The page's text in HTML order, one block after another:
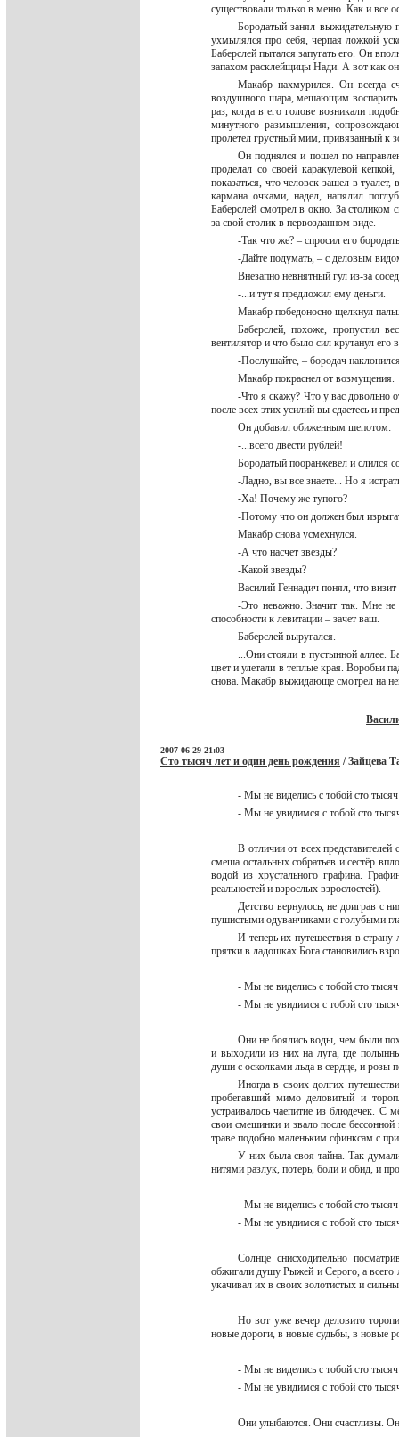
существовали только в меню. Как и все
Бородатый занял выжидательную
ухмылялся про себя, черпая ложкой
Баберслей пытался запугать его. Он
запахом расклейщицы Нади. А вот как
Макабр нахмурился. Он всегда
воздушного шара, мешающим воспарить
раз, когда в его голове возникали
минутного размышления,
пролетел грустный мим, привязанный к
Он поднялся и пошел по
проделал со своей каракулевой
показаться, что человек зашел в
кармана очками, надел, напялил
Баберслей смотрел в окно. За столиком
за свой столик в первозданном виде.
-Так что же? – спросил его
-Дайте подумать, – с деловым
Внезапно невнятный гул из-за
-...и тут я предложил ему деньги.
Макабр победоносно щелкнул
Баберслей, похоже, пропустил
вентилятор и что было сил крутанул
-Послушайте, – бородач
Макабр покраснел от возмущения.
-Что я скажу? Что у вас довольно
после всех этих усилий вы сдаетесь и
Он добавил обиженным шепотом:
-...всего двести рублей!
Бородатый пооранжевел и слился
-Ладно, вы все знаете... Но я
-Ха! Почему же тупого?
-Потому что он должен был
Макабр снова усмехнулся.
-А что насчет звезды?
-Какой звезды?
Василий Геннадич понял, что
-Это неважно. Значит так. Мне не
способности к левитации – зачет ваш.
Баберслей выругался.
...Они стояли в пустынной аллее.
цвет и улетали в теплые края. Воробьи
снова. Макабр выжидающе смотрел на
2007-06-29 21:03
Сто тысяч лет и один день рождения / Зайцева
- Мы не виделись с тобой сто
- Мы не увидимся с тобой сто
В отличии от всех
смеша остальных собратьев и сестёр
водой из хрустального графина.
реальностей и взрослых взрослостей).
Детство вернулось, не доиграв с
пушистыми одуванчиками с голубыми
И теперь их путешествия в страну
прятки в ладошках Бога становились
- Мы не виделись с тобой сто
- Мы не увидимся с тобой сто
Они не боялись воды, чем были
и выходили из них на луга, где
души с осколками льда в сердце, и розы
Иногда в своих долгих
пробегавший мимо деловитый и
устраивалось чаепитие из блюдечек.
свои смешинки и звало после
траве подобно маленьким сфинксам с
У них была своя тайна. Так
нитями разлук, потерь, боли и обид, и
- Мы не виделись с тобой сто
- Мы не увидимся с тобой сто
Солнце снисходительно
обжигали душу Рыжей и Серого, а всего
укачивал их в своих золотистых и
Но вот уже вечер деловито
новые дороги, в новые судьбы, в новые
- Мы не виделись с тобой сто
- Мы не увидимся с тобой сто
Они улыбаются. Они счастливы.